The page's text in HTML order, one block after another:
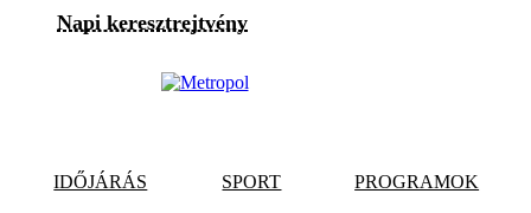
Napi keresztrejtvény
IDŐJÁRÁS SPORT PROGRAMOK